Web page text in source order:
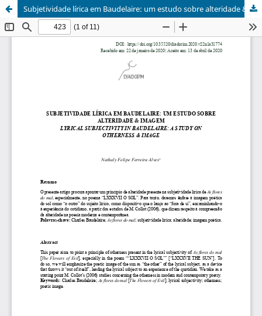
Subjetividade lírica em Baudelaire: um estudo sobre alteridade & imagem